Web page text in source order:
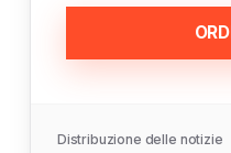
Distribuzione delle notizie